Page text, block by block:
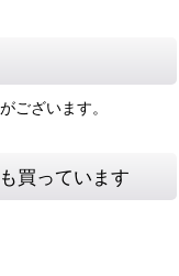
ございます。
買っています